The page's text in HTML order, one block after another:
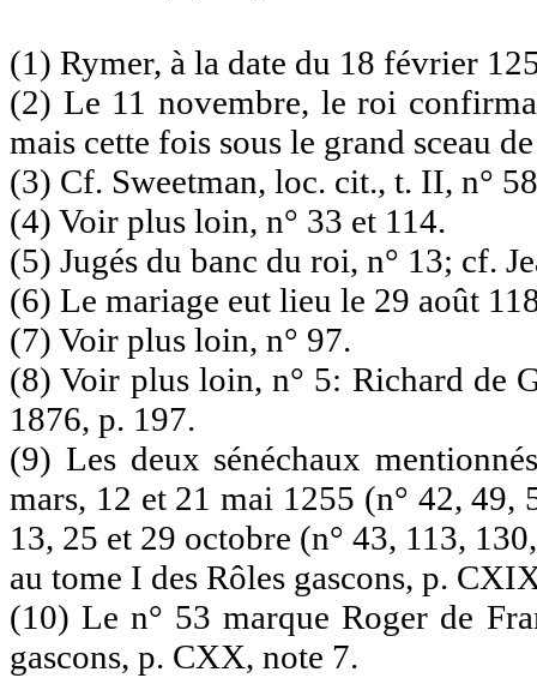
(1) Rymer, à la date du 18 février
(2) Le 11 novembre, le roi
mais cette fois sous le grand sceau
(3) Cf. Sweetman, loc. cit., t. II, n°
(4) Voir plus loin, n° 33 et 114.
(5) Jugés du banc du roi, n° 13; cf.
(6) Le mariage eut lieu le 29 août
(7) Voir plus loin, n° 97.
(8) Voir plus loin, n° 5: Richard de
1876, p. 197.
(9) Les deux sénéchaux
mars, 12 et 21 mai 1255 (n° 42, 49,
13, 25 et 29 octobre (n° 43, 113,
au tome I des Rôles gascons, p.
(10) Le n° 53 marque Roger de
gascons, p. CXX, note 7.